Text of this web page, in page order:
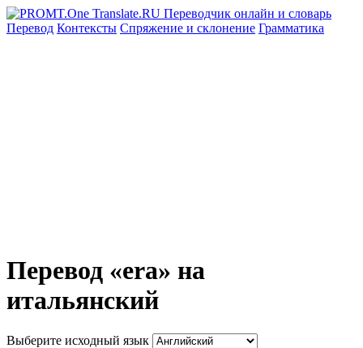
Перевод Контексты Спряжение и склонение Грамматика
Перевод «era» на
итальянский
Выберите исходный язык